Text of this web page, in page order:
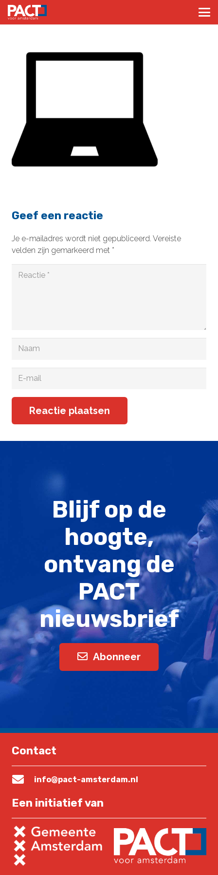
Geef een reactie
Je e-mailadres wordt niet gepubliceerd. Vereiste
velden zijn gemarkeerd met *
Reactie plaatsen
Blijf op de
hoogte,
ontvang de
PACT
nieuwsbrief
Abonneer
Contact
info@pact-amsterdam.nl
Een initiatief van